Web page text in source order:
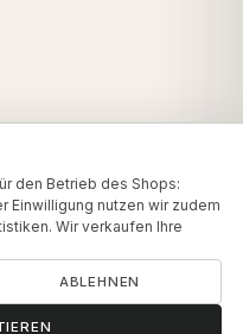
ॐBrauchen Sie Hilfe?
den Betrieb des Shops:
Einwilligung nutzen wir zudem
Wir verkaufen Ihre
ABLEHNEN